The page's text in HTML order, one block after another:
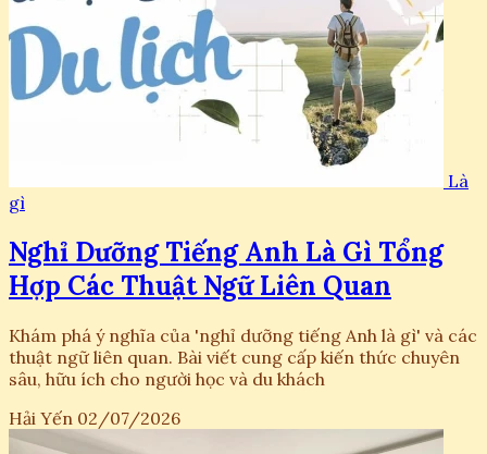
Là
gì
Nghỉ Dưỡng Tiếng Anh Là Gì Tổng
Hợp Các Thuật Ngữ Liên Quan
Khám phá ý nghĩa của 'nghỉ dưỡng tiếng Anh là gì' và các
thuật ngữ liên quan. Bài viết cung cấp kiến thức chuyên
sâu, hữu ích cho người học và du khách
Hải Yến 02/07/2026